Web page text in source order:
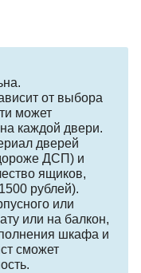
от выбора
может
каждой двери.
дверей
ДСП) и
ящиков,
рублей).
или
или на балкон,
шкафа и
сможет